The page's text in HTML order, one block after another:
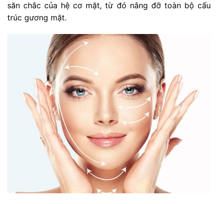
săn chắc của hệ cơ mặt, từ đó nâng đỡ toàn bộ cấu
trúc gương mặt.